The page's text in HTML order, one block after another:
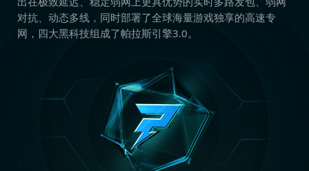
对抗、动态多线，同时部署了全球海量游戏独享的高速专
网，四大黑科技组成了帕拉斯引擎3.0。